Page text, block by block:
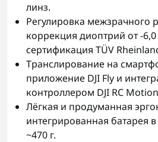
линз.
Регулировка межзрачного
коррекция диоптрий от -6,0
сертификация TÜV
Транслирование на
приложение DJI Fly и
контроллером DJI RC
Лёгкая и продуманная
интегрированная батарея
~470 г.